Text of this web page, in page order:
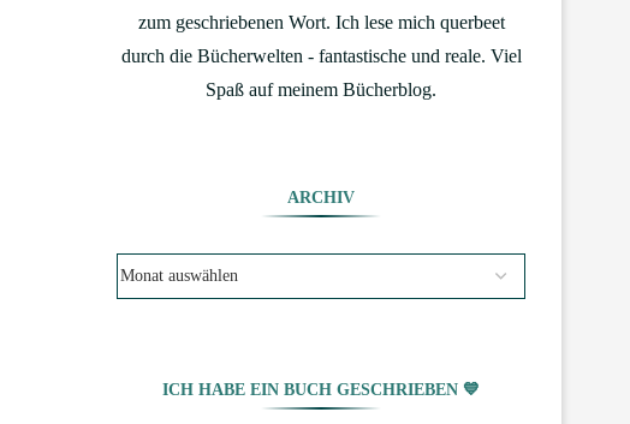
zum geschriebenen Wort. Ich lese mich querbeet
durch die Bücherwelten - fantastische und reale. Viel
Spaß auf meinem Bücherblog.
ARCHIV
ICH HABE EIN BUCH GESCHRIEBEN 💙